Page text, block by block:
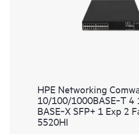
HPE Networking
10/100/1000BASE‑T 4
BASE‑X SFP+ 1 Exp 2
5520HI